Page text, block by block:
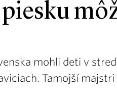
mohli deti v
Tamojší